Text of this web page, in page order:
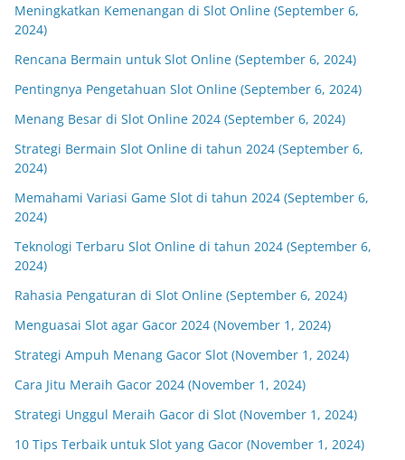
Meningkatkan Kemenangan di Slot Online (September 6,
2024)
Rencana Bermain untuk Slot Online (September 6, 2024)
Pentingnya Pengetahuan Slot Online (September 6, 2024)
Menang Besar di Slot Online 2024 (September 6, 2024)
Strategi Bermain Slot Online di tahun 2024 (September 6,
2024)
Memahami Variasi Game Slot di tahun 2024 (September 6,
2024)
Teknologi Terbaru Slot Online di tahun 2024 (September 6,
2024)
Rahasia Pengaturan di Slot Online (September 6, 2024)
Menguasai Slot agar Gacor 2024 (November 1, 2024)
Strategi Ampuh Menang Gacor Slot (November 1, 2024)
Cara Jitu Meraih Gacor 2024 (November 1, 2024)
Strategi Unggul Meraih Gacor di Slot (November 1, 2024)
10 Tips Terbaik untuk Slot yang Gacor (November 1, 2024)